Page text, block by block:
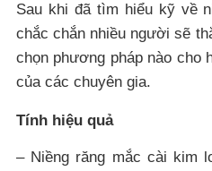
Sau khi đã tìm hiểu kỹ về
chắc chắn nhiều người sẽ
chọn phương pháp nào cho
của các chuyên gia.
Tính hiệu quả
– Niềng răng mắc cài kim